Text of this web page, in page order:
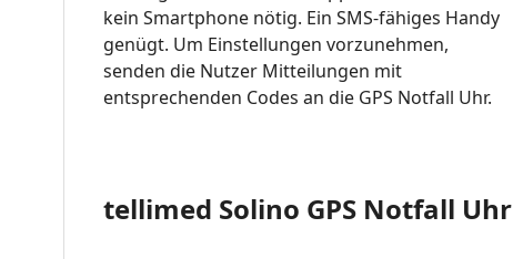
tellimed Solino GPS Notfall Uhr
kein Smartphone nötig. Ein SMS-fähiges Handy
genügt. Um Einstellungen vorzunehmen,
senden die Nutzer Mitteilungen mit
entsprechenden Codes an die GPS Notfall Uhr.